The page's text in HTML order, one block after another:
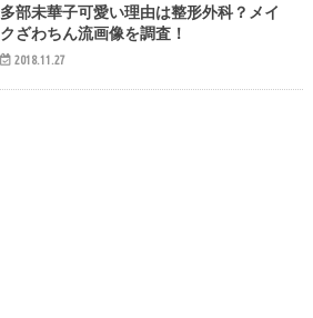
多部未華子可愛い理由は整形外科？メイ
クざわちん流画像を調査！
2018.11.27